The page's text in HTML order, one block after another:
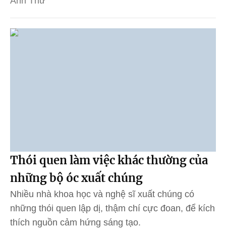
Thói quen làm việc khác thường của
những bộ óc xuất chúng
Nhiều nhà khoa học và nghệ sĩ xuất chúng có
những thói quen lập dị, thậm chí cực đoan, để kích
thích nguồn cảm hứng sáng tạo.